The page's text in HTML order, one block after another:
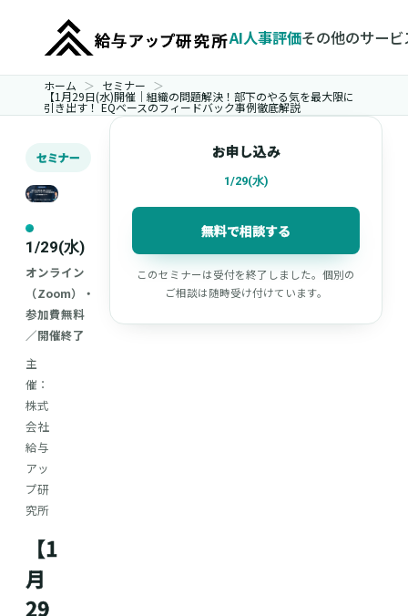
AI人事評価その他のサービ
ホーム セミナー
【1月29日(水)開催｜組織の問題解決！部下のやる気を最大限に
引き出す！ EQベースのフィードバック事例徹底解説
セミナー
1/29(水)
オンライン
（Zoom）・
参加費無料
／開催終了
主
催：
株式
会社
給与
アッ
プ研
究所
【1
月
29
お申し込み
1/29(水)
無料で相談する
このセミナーは受付を終了しました。個別の
ご相談は随時受け付けています。